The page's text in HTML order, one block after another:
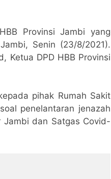
Provinsi Jambi yang
Senin (23/8/2021).
Ketua DPD HBB Provinsi
pihak Rumah Sakit
penelantaran jenazah
dan Satgas Covid-